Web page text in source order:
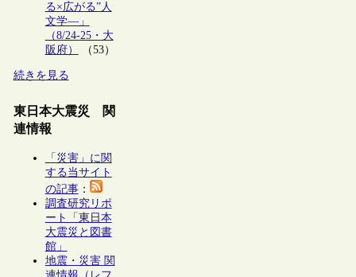
る×広がる”人
文学―」
（8/24-25・大
阪府）
（53）
続きを見る
東日本大震災 関
連情報
「災害」に関
する当サイト
の記事：
調査研究リポ
ート「東日本
大震災と図書
館」
地震・災害 関